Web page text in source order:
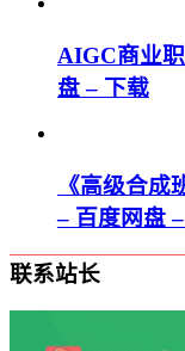
AIGC商业
盘 – 下载
《高级合成
– 百度网盘
联系站长